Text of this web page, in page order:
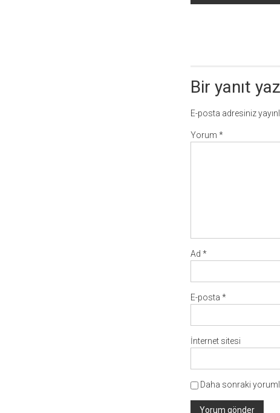
dolaşımı
Bir yanıt
E-posta adresiniz
Yorum *
Ad *
E-posta *
İnternet sitesi
Daha sonraki